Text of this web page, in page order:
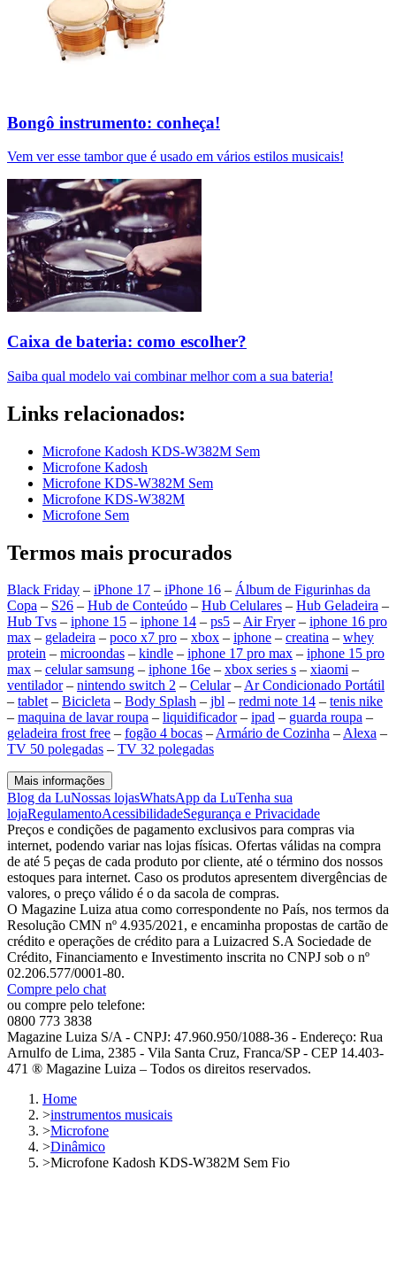
Bongô instrumento: conheça!
Vem ver esse tambor que é usado em vários estilos musicais!
Caixa de bateria: como escolher?
Saiba qual modelo vai combinar melhor com a sua bateria!
Links relacionados:
Microfone Kadosh KDS-W382M Sem
Microfone Kadosh
Microfone KDS-W382M Sem
Microfone KDS-W382M
Microfone Sem
Termos mais procurados
Black Friday – iPhone 17 – iPhone 16 – Álbum de Figurinhas da
Copa – S26 – Hub de Conteúdo – Hub Celulares – Hub Geladeira –
Hub Tvs – iphone 15 – iphone 14 – ps5 –Air Fryer– iphone 16 pro
max – geladeira – poco x7 pro – xbox – iphone – creatina – whey
protein – microondas – kindle – iphone 17 pro max – iphone 15 pro
max – celular samsung – iphone 16e – xbox series s – xiaomi –
ventilador– nintendo switch 2 – Celular–Ar Condicionado Portátil
– tablet– Bicicleta – Body Splash – jbl – redmi note 14 – tenis nike
– maquina de lavar roupa – liquidificador– ipad – guarda roupa –
geladeira frost free – fogão 4 bocas –Armário de Cozinha –Alexa –
TV 50 polegadas – TV 32 polegadas
Mais informações
Blog da LuNossas lojasWhatsApp da LuTenha sua
lojaRegulamentoAcessibilidadeSegurança e Privacidade
Preços e condições de pagamento exclusivos para compras via
internet, podendo variar nas lojas físicas. Ofertas válidas na compra
de até 5 peças de cada produto por cliente, até o término dos nossos
estoques para internet. Caso os produtos apresentem divergências de
valores, o preço válido é o da sacola de compras.
O Magazine Luiza atua como correspondente no País, nos termos da
Resolução CMN nº 4.935/2021, e encaminha propostas de cartão de
crédito e operações de crédito para a Luizacred S.A Sociedade de
Crédito, Financiamento e Investimento inscrita no CNPJ sob o nº
02.206.577/0001-80.
Compre pelo chat
ou compre pelo telefone:
0800 773 3838
Magazine Luiza S/A - CNPJ: 47.960.950/1088-36 - Endereço: Rua
Arnulfo de Lima, 2385 - Vila Santa Cruz, Franca/SP - CEP 14.403-
471 ® Magazine Luiza – Todos os direitos reservados.
Home
>instrumentos musicais
>Microfone
>Dinâmico
>Microfone Kadosh KDS-W382M Sem Fio